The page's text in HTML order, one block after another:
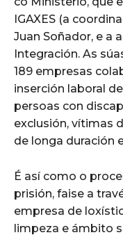
IGAXES (a
Juan Soñador, e a
Integración. As
189 empresas
inserción laboral
persoas con
exclusión, vítimas
de longa duración
É así como o
prisión, faise a
empresa de
limpeza e ámbito